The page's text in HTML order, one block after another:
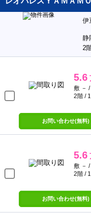
伊
静
2
5.6
敷 － /
2階 /
お問い合わせ(無料)
5.6
敷 － /
2階 /
お問い合わせ(無料)